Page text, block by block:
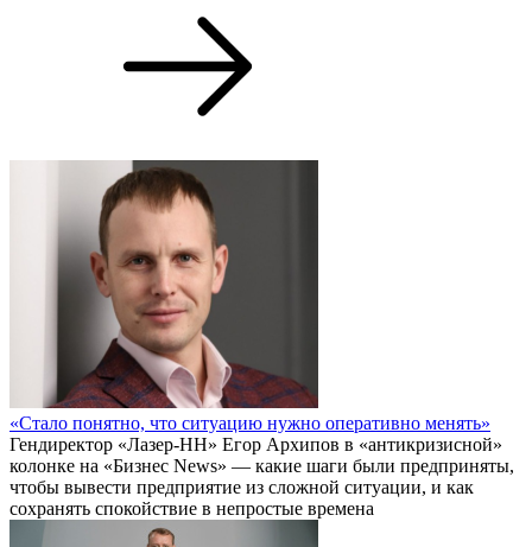
«Стало понятно, что ситуацию нужно оперативно менять»
Гендиректор «Лазер-НН» Егор Архипов в «антикризисной»
колонке на «Бизнес News» — какие шаги были предприняты,
чтобы вывести предприятие из сложной ситуации, и как
сохранять спокойствие в непростые времена